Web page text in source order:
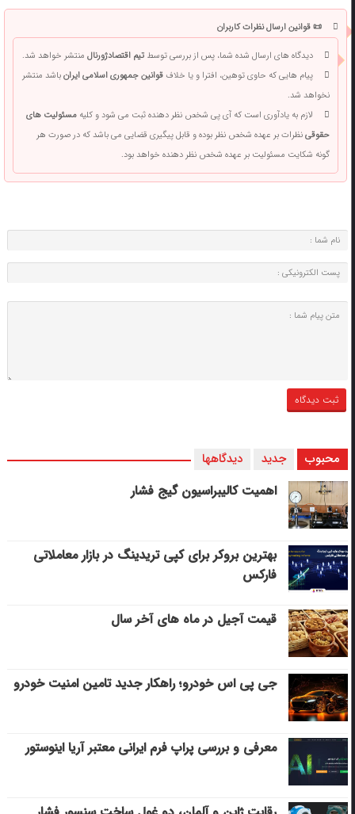
📜 قوانین ارسال نظرات کاربران
دیدگاه های ارسال شده شما، پس از بررسی توسطتیم اقتصادژورنالمنتشر خواهد شد.
پیام هایی که حاوی توهین، افترا و یا خلافقوانین جمهوری اسلامی ایرانباشد منتشر
نخواهد شد.
لازم به یادآوری است که آی پی شخص نظر دهنده ثبت می شود و کلیهمسئولیت های
حقوقینظرات بر عهده شخص نظر بوده و قابل پیگیری قضایی می باشد که در صورت هر
گونه شکایت مسئولیت بر عهده شخص نظر دهنده خواهد بود.
محبوب جدید دیدگاهها
اهمیت کالیبراسیون گیج فشار
بهترین بروکر برای کپی‌ تریدینگ در بازار معاملاتی
فارکس
قیمت آجیل در ماه های آخر سال
جی پی اس خودرو؛ راهکار جدید تامین امنیت خودرو
معرفی و بررسی پراپ فرم ایرانی معتبر آریا اینوستور